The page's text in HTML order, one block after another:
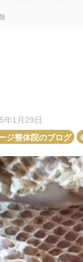
年1月29日
ジ整体院のブログ